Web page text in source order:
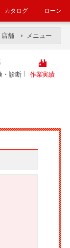
カタログ ローン
店舗 メニュー
・診断 作業実績